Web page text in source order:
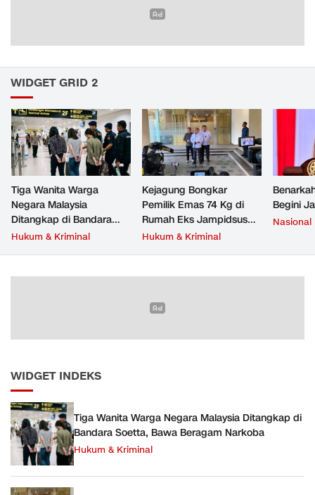
WIDGET GRID 2
Tiga Wanita Warga
Negara Malaysia
Ditangkap di Bandara
Soetta, Bawa Beragam
Hukum & Kriminal
Kejagung Bongkar
Pemilik Emas 74 Kg di
Rumah Eks Jampidsus
Febrie Adriansyah
Hukum & Kriminal
Begini
Nasional
WIDGET INDEKS
Tiga Wanita Warga Negara Malaysia Ditangkap di
Bandara Soetta, Bawa Beragam Narkoba
Hukum & Kriminal